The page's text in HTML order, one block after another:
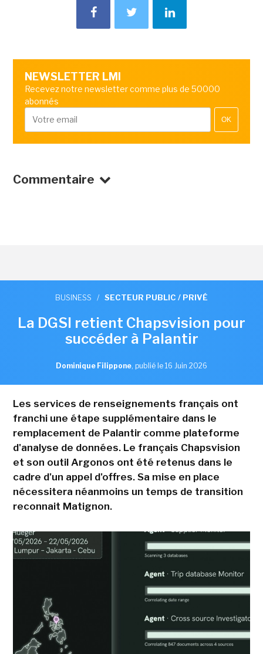
NEWSLETTER LMI
Recevez notre newsletter comme plus de 50000
abonnés
OK
Commentaire
BUSINESS / SECTEUR PUBLIC / PRIVÉ
La DGSI retient Chapsvision pour
succéder à Palantir
Dominique Filippone, publié le 16 Juin 2026
Les services de renseignements français ont
franchi une étape supplémentaire dans le
remplacement de Palantir comme plateforme
d'analyse de données. Le français Chapsvision
et son outil Argonos ont été retenus dans le
cadre d'un appel d'offres. Sa mise en place
nécessitera néanmoins un temps de transition
reconnait Matignon.